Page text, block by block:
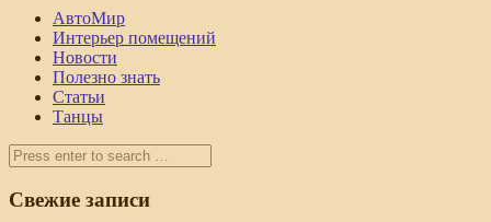
АвтоМир
Интерьер помещений
Новости
Полезно знать
Статьи
Танцы
Свежие записи